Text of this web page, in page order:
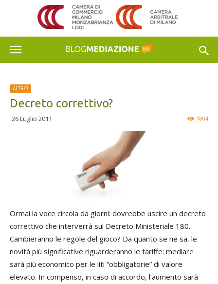
ALTRO
Decreto correttivo?
26 Luglio 2011 1804
Ormai la voce circola da giorni: dovrebbe uscire un decreto
correttivo che interverrà sul Decreto Ministeriale 180.
Cambieranno le regole del gioco? Da quanto se ne sa, le
novità più significative riguarderanno le tariffe: mediare
sarà più economico per le liti “obbligatorie” di valore
elevato. In compenso, in caso di accordo, l’aumento sarà